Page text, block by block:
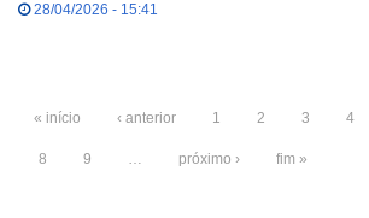
28/04/2026 - 15:41
« início ‹ anterior 1 2 3 4
8 9 … próximo › fim »